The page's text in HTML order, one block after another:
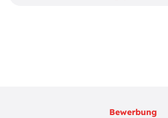
Bewerbung